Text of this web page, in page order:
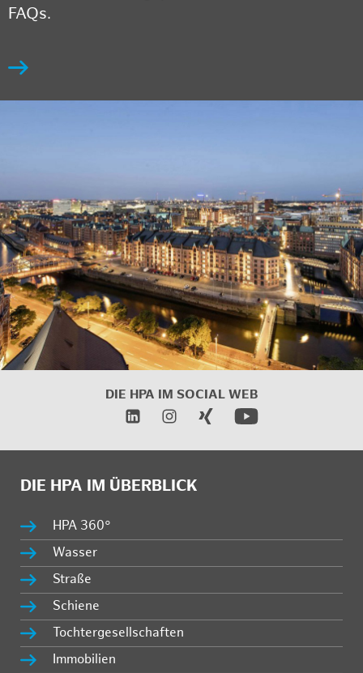
FAQs.
DIE HPA IM SOCIAL WEB
DIE HPA IM ÜBERBLICK
HPA 360°
Wasser
Straße
Schiene
Tochtergesellschaften
Immobilien